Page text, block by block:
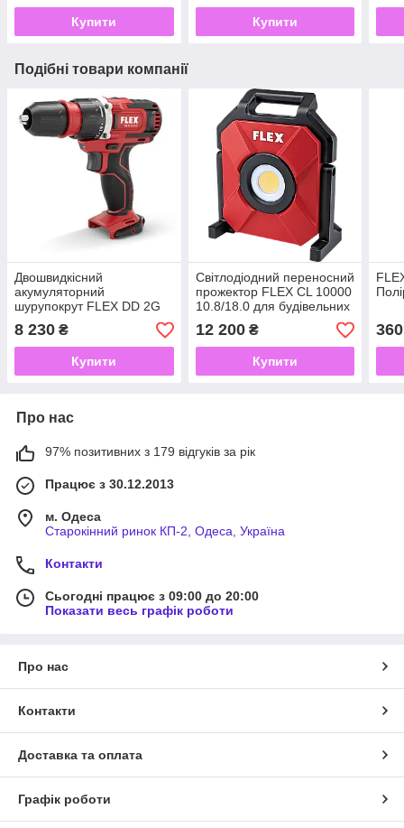
Купити Купити
Подібні товари компанії
Двошвидкісний
акумуляторний
шурупокрут FLEX DD 2G
10.8-EC 10,8 В
8 230 ₴
Купити
Світлодіодний переносний
прожектор FLEX CL 10000
10.8/18.0 для будівельних
майданчиків
12 200₴
Купити
360
Про нас
97% позитивних з 179 відгуків за рік
Працює з 30.12.2013
м. Одеса
Старокінний ринок КП-2, Одеса, Україна
Контакти
Сьогодні працює з 09:00 до 20:00
Показати весь графік роботи
Про нас
Контакти
Доставка та оплата
Графік роботи